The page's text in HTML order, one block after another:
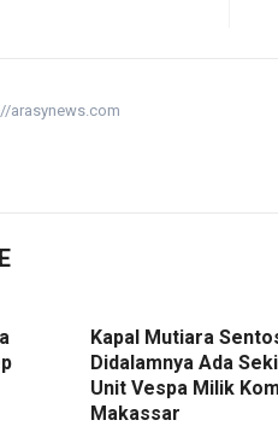
arasynews.com
Kapal Mutiara
Didalamnya Ada
Unit Vespa Milik
Makassar